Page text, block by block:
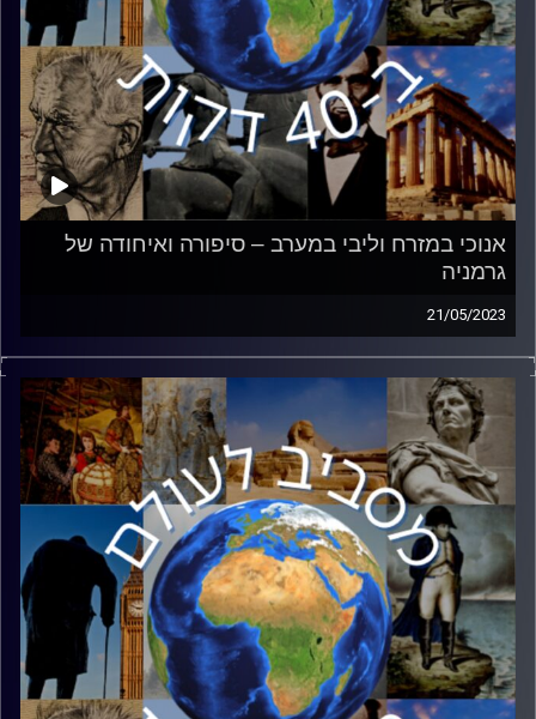
אנוכי במזרח וליבי במערב – סיפורה ואיחודה של
גרמניה
21/05/2023
לאחר מלחמת העולם השנייה, חולקה גרמניה לשני אזורי
שליטה. המערבי בראשות ארה״ב,
בריטניה וצרפת והמזרחי בראשות ברית המועצות. כך נולדה
חלוקת גרמניה שליוותה את המלחמה הקרה
בחצי השני של המאה ה20. אלדד בק – סופר ושליח ״ישראל
היום״ לאירופה יספר את סיפורה של גמניה,
השפעת חלוקתה עד היום על הפוליטיקה הגרמנית וכמובן על
ישראל.
קרדיט תמונות:יוסי מצרי